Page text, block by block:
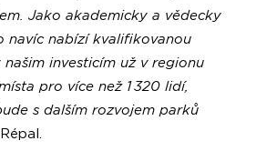
Jako akademicky a vědecky
navíc nabízí kvalifikovanou
investicím už v regionu
pro více než 1 320 lidí,
s dalším rozvojem parků
Répal.